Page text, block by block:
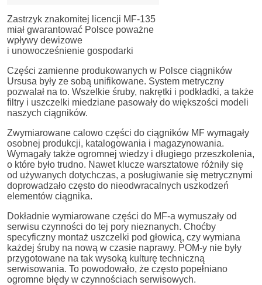
Zastrzyk znakomitej licencji MF-135
miał gwarantować Polsce poważne
wpływy dewizowe
i unowocześnienie gospodarki
Części zamienne produkowanych w Polsce ciągników
Ursusa były ze sobą unifikowane. System metryczny
pozwalał na to. Wszelkie śruby, nakrętki i podkładki, a także
filtry i uszczelki miedziane pasowały do większości modeli
naszych ciągników.
Zwymiarowane calowo części do ciągników MF wymagały
osobnej produkcji, katalogowania i magazynowania.
Wymagały także ogromnej wiedzy i długiego przeszkolenia,
o które było trudno. Nawet klucze warsztatowe różniły się
od używanych dotychczas, a posługiwanie się metrycznymi
doprowadzało często do nieodwracalnych uszkodzeń
elementów ciągnika.
Dokładnie wymiarowane części do MF-a wymuszały od
serwisu czynności do tej pory nieznanych. Choćby
specyficzny montaż uszczelki pod głowicą, czy wymiana
każdej śruby na nową w czasie naprawy. POM-y nie były
przygotowane na tak wysoką kulturę techniczną
serwisowania. To powodowało, że często popełniano
ogromne błędy w czynnościach serwisowych.